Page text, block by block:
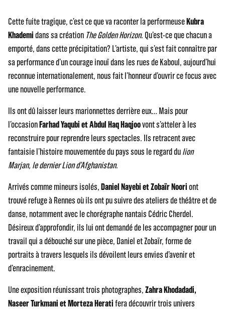
Cette fuite tragique, c’est ce que va raconter la performeuseKubra
Khademidans sa création The Golden Horizon. Qu’est-ce que chacun a
emporté, dans cette précipitation? L’artiste, qui s’est fait connaître par
sa performance d’un courage inouï dans les rues de Kaboul, aujourd’hui
reconnue internationalement, nous fait l’honneur d’ouvrir ce focus avec
une nouvelle performance.
Ils ont dû laisser leurs marionnettes derrière eux… Mais pour
l’occasionFarhad Yaqubi et Abdul Haq Haqjoovont s’atteler à les
reconstruire pour reprendre leurs spectacles. Ils retracent avec
fantaisie l’histoire mouvementée du pays sous le regard dulion
Marjan, le dernier Lion d’Afghanistan.
Arrivés comme mineurs isolés,Daniel Nayebi et Zobaïr Nooriont
trouvé refuge à Rennes où ils ont pu suivre des ateliers de théâtre et de
danse, notamment avec le chorégraphe nantais Cédric Cherdel.
Désireux d’approfondir, ils lui ont demandé de les accompagner pour un
travail qui a débouché sur une pièce, Daniel et Zobaïr, forme de
portraits à travers lesquels ils dévoilent leurs envies d’avenir et
d’enracinement.
Une exposition réunissant trois photographes,Zahra Khodadadi,
Naseer Turkmani et Morteza Heratifera découvrir trois univers